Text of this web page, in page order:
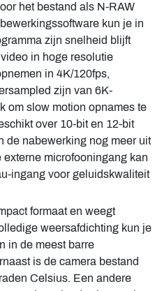
het bestand als N-RAW
kun je in
zijn snelheid blijft
in hoge resolutie
in 4K/120fps,
zijn van 6K-
om slow motion opnames te
over 10-bit en 12-bit
de nabewerking nog meer uit
microfooningang kan
ingang voor geluidskwaliteit
formaat en weegt
weersafdichting kun je
in de meest barre
is de camera bestand
Celsius. Een andere